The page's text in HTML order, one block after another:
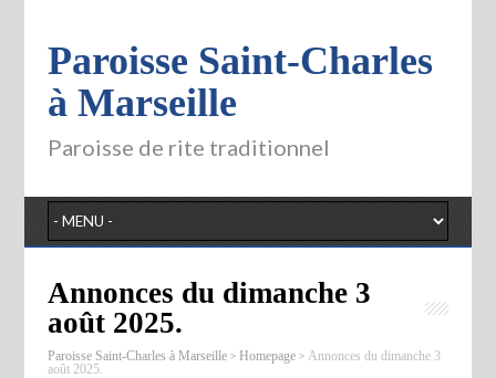
Paroisse Saint-Charles
à Marseille
Paroisse de rite traditionnel
Annonces du dimanche 3
août 2025.
Paroisse Saint-Charles à Marseille> Homepage> Annonces du dimanche 3
août 2025.